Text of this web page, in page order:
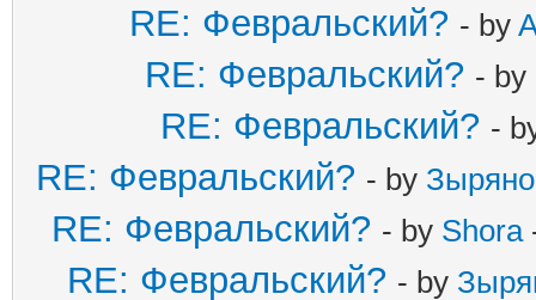
RE: Февральский? - by
RE: Февральский? - by
RE: Февральский? -
RE: Февральский? - by
RE: Февральский? - by Shora
RE: Февральский? - by